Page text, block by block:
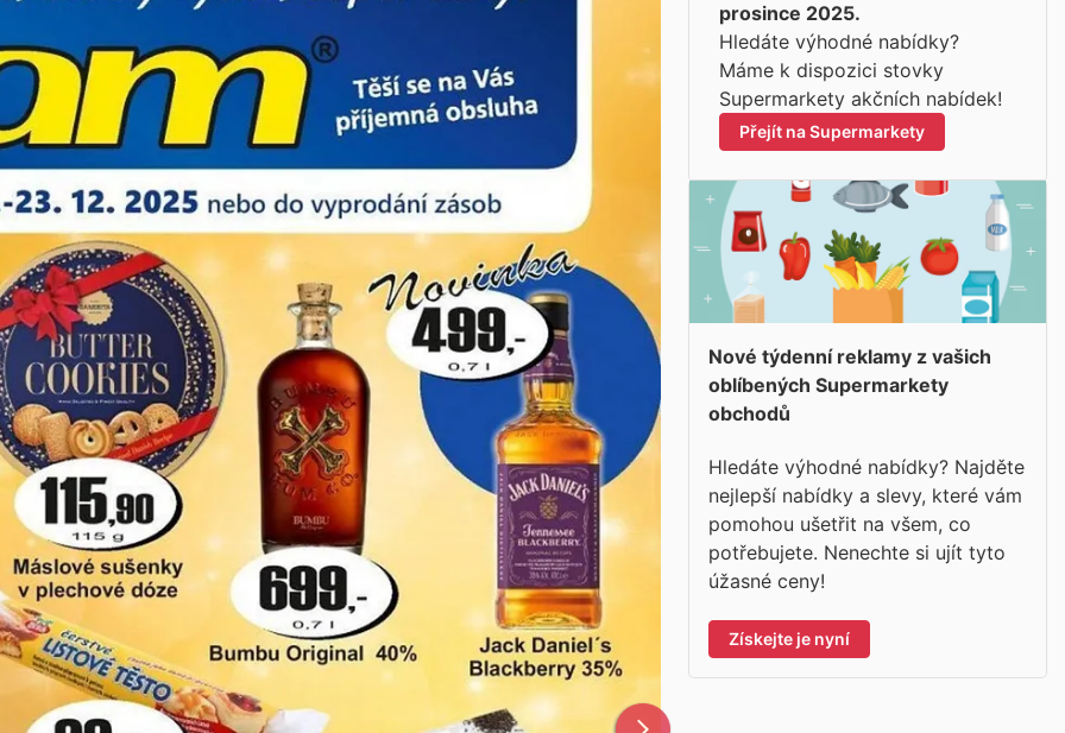
prosince 2025.
Hledáte výhodné nabídky?
Máme k dispozici stovky
Supermarkety akčních nabídek!
Přejít na Supermarkety
Nové týdenní reklamy z vašich
oblíbených Supermarkety
obchodů
Hledáte výhodné nabídky? Najděte
nejlepší nabídky a slevy, které vám
pomohou ušetřit na všem, co
potřebujete. Nenechte si ujít tyto
úžasné ceny!
Získejte je nyní